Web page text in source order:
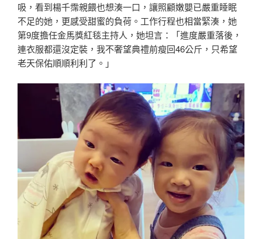
吸，看到楊千霈親餵也想湊一口，讓照顧嫩嬰已嚴重睡眠
不足的她，更感受甜蜜的負荷。工作行程也相當緊湊，她
第9度擔任金馬獎紅毯主持人，她坦言：「進度嚴重落後，
連衣服都還沒定裝，我不奢望典禮前瘦回46公斤，只希望
老天保佑順順利利了。」